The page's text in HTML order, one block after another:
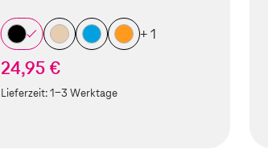
+ 1
24,95 €
Lieferzeit:1-3 Werktage